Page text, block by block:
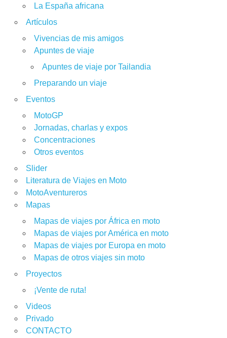
La España africana
Artículos
Vivencias de mis amigos
Apuntes de viaje
Apuntes de viaje por Tailandia
Preparando un viaje
Eventos
MotoGP
Jornadas, charlas y expos
Concentraciones
Otros eventos
Slider
Literatura de Viajes en Moto
MotoAventureros
Mapas
Mapas de viajes por África en moto
Mapas de viajes por América en moto
Mapas de viajes por Europa en moto
Mapas de otros viajes sin moto
Proyectos
¡Vente de ruta!
Videos
Privado
CONTACTO